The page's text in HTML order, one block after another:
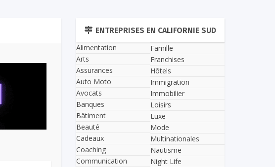
ENTREPRISES EN CALIFORNIE SUD
Alimentation
Arts
Assurances
Auto Moto
Avocats
Banques
Bâtiment
Beauté
Cadeaux
Coaching
Communication
Famille
Franchises
Hôtels
Immigration
Immobilier
Loisirs
Luxe
Mode
Multinationales
Nautisme
Night Life